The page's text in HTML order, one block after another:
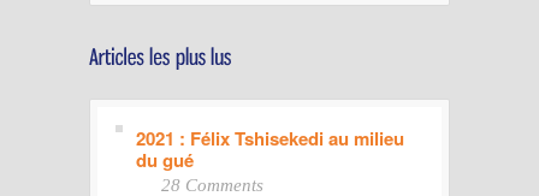
2021 : Félix Tshisekedi au milieu
du gué
28 Comments